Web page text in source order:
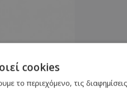
cookies
το περιεχόμενο, τις